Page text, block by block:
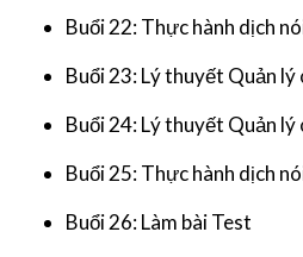
Buổi 22: Thực hành dịch
Buổi 23: Lý thuyết Quản
Buổi 24: Lý thuyết Quản
Buổi 25: Thực hành dịch
Buổi 26: Làm bài Test